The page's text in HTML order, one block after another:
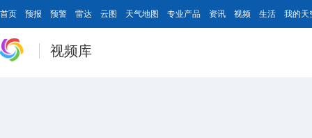
首页 预报 预警 雷达 云图 天气地图 专业产品 资讯 视频 生活 我的天
视频库